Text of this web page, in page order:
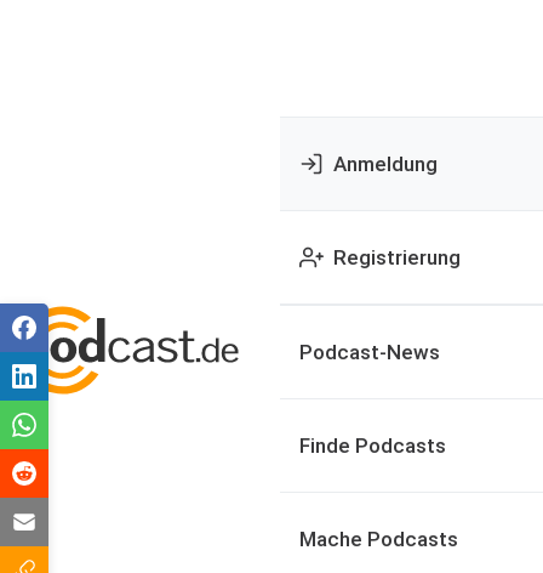
Anmeldung
Registrierung
Podcast-News
Finde Podcasts
Mache Podcasts